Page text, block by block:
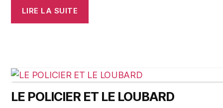
LIRE LA SUITE
LE POLICIER ET LE LOUBARD